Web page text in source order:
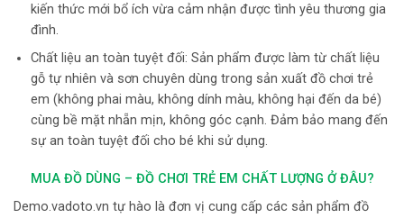
kiến thức mới bổ ích vừa cảm nhận được tình yêu thương gia
đình.
Chất liệu an toàn tuyệt đối: Sản phẩm được làm từ chất liệu
gỗ tự nhiên và sơn chuyên dùng trong sản xuất đồ chơi trẻ
em (không phai màu, không dính màu, không hại đến da bé)
cùng bề mặt nhẵn mịn, không góc cạnh. Đảm bảo mang đến
sự an toàn tuyệt đối cho bé khi sử dụng.
MUA ĐỒ DÙNG – ĐỒ CHƠI TRẺ EM CHẤT LƯỢNG Ở ĐÂU?
Demo.vadoto.vn tự hào là đơn vị cung cấp các sản phẩm đồ